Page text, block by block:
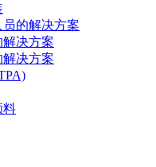
的解决方案
决方案
决方案
料